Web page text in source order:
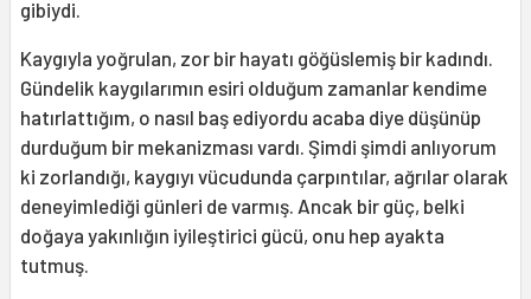
gibiydi.
Kaygıyla yoğrulan, zor bir hayatı göğüslemiş bir kadındı.
Gündelik kaygılarımın esiri olduğum zamanlar kendime
hatırlattığım, o nasıl baş ediyordu acaba diye düşünüp
durduğum bir mekanizması vardı. Şimdi şimdi anlıyorum
ki zorlandığı, kaygıyı vücudunda çarpıntılar, ağrılar olarak
deneyimlediği günleri de varmış. Ancak bir güç, belki
doğaya yakınlığın iyileştirici gücü, onu hep ayakta
tutmuş.